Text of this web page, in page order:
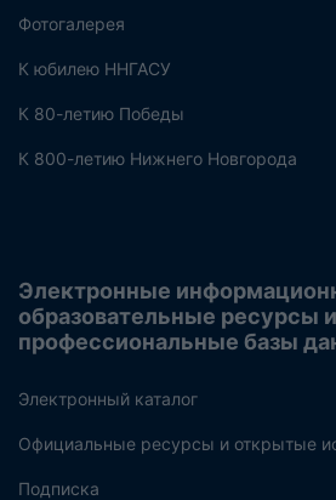
Фотогалерея
К юбилею ННГАСУ
К 80-летию Победы
К 800-летию Нижнего Новгорода
Электронные
образовательные ресурсы и
профессиональные базы
Электронный каталог
Официальные ресурсы и открытые
Подписка